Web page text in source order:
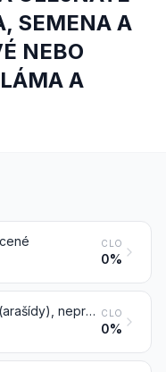
SEMENA A
NEBO
A
CLO
0%
Podzemnice olejná (arašídy), nepražená ani jinak tepelně neupravená, též loupaná nebo drcená CLO
0%